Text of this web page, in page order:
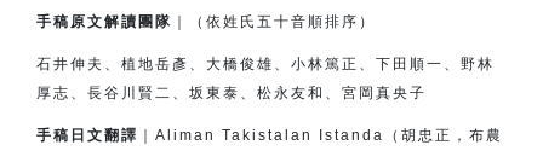
手稿原文解讀團隊 ｜（依姓氏五十音順排序）
石井伸夫、植地岳彥、大橋俊雄、小林篤正、下田順一、 野林
厚志、長谷川賢二、坂東泰、松永友和、宮岡真央子
手稿日文翻譯
｜Aliman Takistalan Istanda（胡忠正，布農